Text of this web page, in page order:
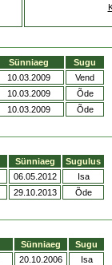
Sünniaeg
Sugu
10.03.2009
Vend
10.03.2009
Õde
10.03.2009 Õde
Sünniaeg
Sugulus
06.05.2012
Isa
29.10.2013 Õde
Sünniaeg
Sugu
20.10.2006
Isa